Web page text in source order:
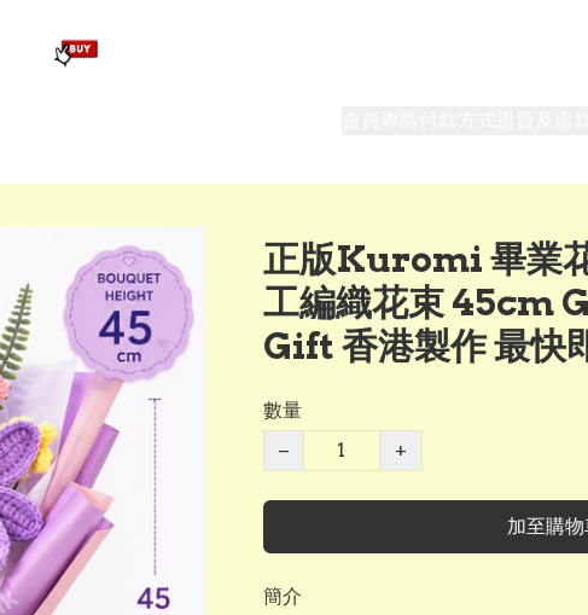
正版Kuromi 畢業
工編織花束 45cm
Gift 香港製作 最快
數量
−
+
加至購
簡介